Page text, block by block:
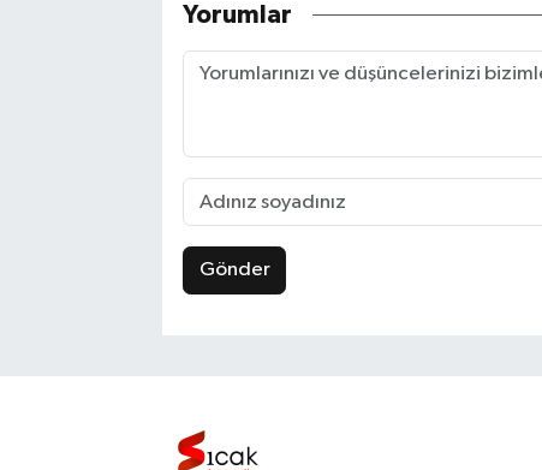
Yorumlar
Gönder